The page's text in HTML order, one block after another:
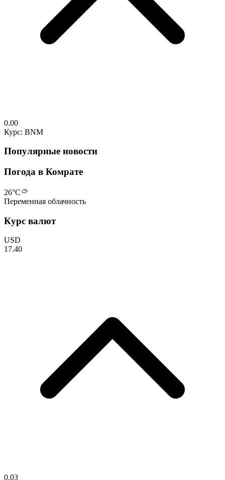
0.00
Курс: BNM
Популярные новости
Погода в Комрате
26°C
Переменная облачность
Курс валют
USD
17.40
0.03